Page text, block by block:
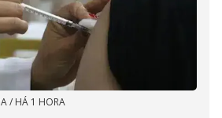
/ HÁ 1 HORA